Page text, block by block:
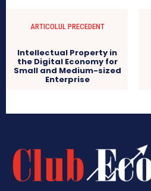
ARTICOLUL PRECEDENT
Intellectual Property in
the Digital Economy for
Small and Medium-sized
Enterprise